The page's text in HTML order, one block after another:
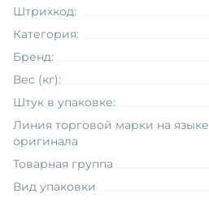
Штрихкод:
Категория:
Бренд:
Вес (кг):
Штук в упаковке:
Линия торговой марки на языке
оригинала
Товарная группа
Вид упаковки